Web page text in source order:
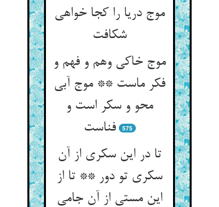
موج دریا را کجا خواهی
موج خاکی وهم و فهم و
فکر ماست ** موج آبی
محو و سکر است و
فناست‌‌
575
تا در این سکری از آن
سکری تو دور ** تا از
این مستی از آن جامی